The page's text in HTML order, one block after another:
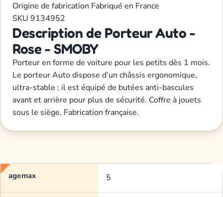
Origine de fabrication Fabriqué en France
SKU 9134952
Description de Porteur Auto -
Rose - SMOBY
Porteur en forme de voiture pour les petits dès 1 mois.
Le porteur Auto dispose d’un châssis ergonomique,
ultra-stable ; il est équipé de butées anti-bascules
avant et arrière pour plus de sécurité. Coffre à jouets
sous le siège. Fabrication française.
agemax 5